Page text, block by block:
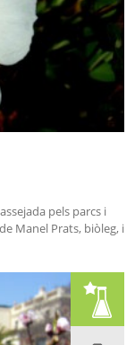
pels parcs i
Manel Prats, biòleg, i